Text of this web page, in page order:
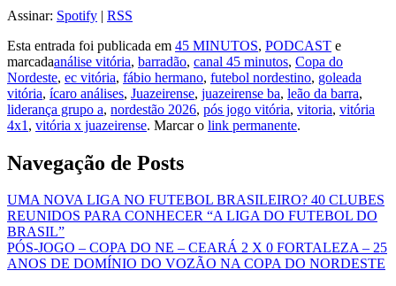
Assinar: Spotify | RSS
Esta entrada foi publicada em 45 MINUTOS, PODCAST e
marcadaanálise vitória, barradão, canal 45 minutos, Copa do
Nordeste, ec vitória, fábio hermano, futebol nordestino, goleada
vitória, ícaro análises, Juazeirense, juazeirense ba, leão da barra,
liderança grupo a, nordestão 2026, pós jogo vitória, vitoria, vitória
4x1 , vitória x juazeirense. Marcar o link permanente.
Navegação de Posts
UMA NOVA LIGA NO FUTEBOL BRASILEIRO? 40 CLUBES
REUNIDOS PARA CONHECER “A LIGA DO FUTEBOL DO
BRASIL”
PÓS-JOGO – COPA DO NE – CEARÁ 2 X 0 FORTALEZA – 25
ANOS DE DOMÍNIO DO VOZÃO NA COPA DO NORDESTE